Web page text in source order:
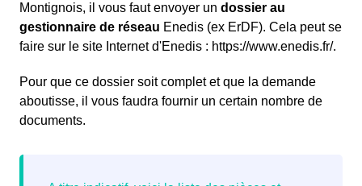
Montignois, il vous faut envoyer un dossier au
gestionnaire de réseau Enedis (ex ErDF). Cela peut se
faire sur le site Internet d'Enedis : https://www.enedis.fr/.
Pour que ce dossier soit complet et que la demande
aboutisse, il vous faudra fournir un certain nombre de
documents.